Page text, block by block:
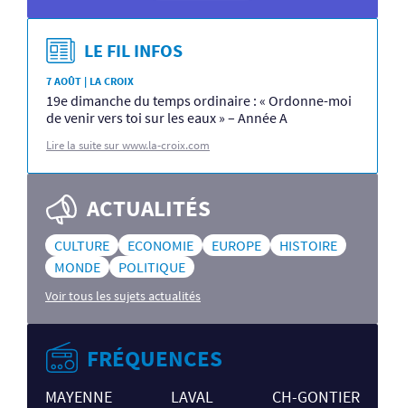
LE FIL INFOS
7 AOÛT | LA CROIX
19e dimanche du temps ordinaire : « Ordonne-moi
de venir vers toi sur les eaux » – Année A
Lire la suite sur www.la-croix.com
ACTUALITÉS
CULTURE ECONOMIE EUROPE
HISTOIRE
MONDE
POLITIQUE
Voir tous les sujets actualités
FRÉQUENCES
MAYENNE
LAVAL
CH-GONTIER